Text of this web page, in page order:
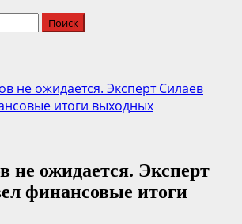
не ожидается. Эксперт Силаев
итоги выходных
не ожидается. Эксперт
финансовые итоги